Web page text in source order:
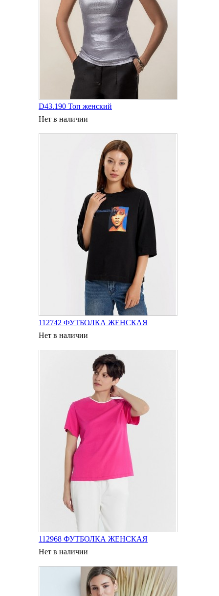
D43.190 Топ женский
Нет в наличии
112742 ФУТБОЛКА ЖЕНСКАЯ
Нет в наличии
112968 ФУТБОЛКА ЖЕНСКАЯ
Нет в наличии